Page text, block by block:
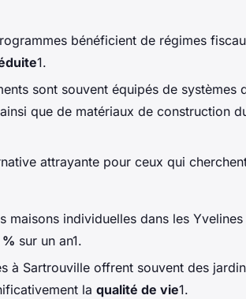
bénéficient de régimes
1.
sont souvent équipés de systèmes
que de matériaux de construction
attrayante pour ceux qui
maisons individuelles dans les
sur un an1.
à Sartrouville offrent souvent des
la qualité de vie1.